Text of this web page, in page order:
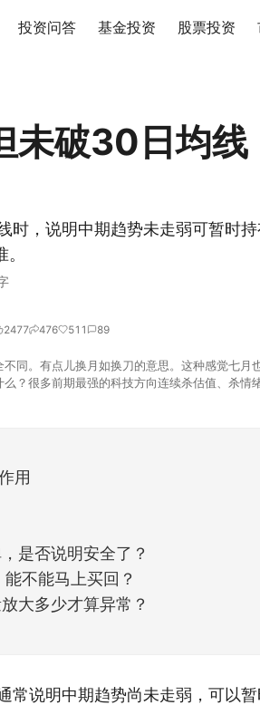
投资问答 基金投资 股票投资
未破30日均线
时，说明中期趋势未走弱可暂时
2477 476 511 89
不同。有点儿换月如换刀的意思。这种感觉七月
？很多前期最强的科技方向连续杀估值、杀情
用
是否说明安全了？
不能马上买回？
大多少才算异常？
常说明中期趋势尚未走弱，可以